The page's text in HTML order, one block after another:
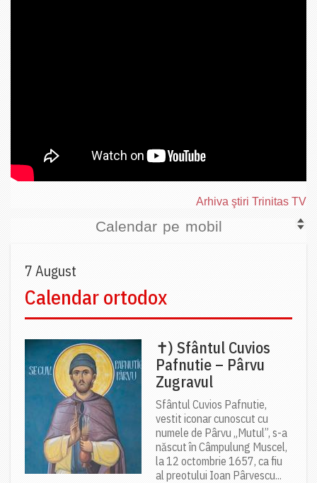
Arhiva ştiri Trinitas TV
Calendar pe mobil
7 August
Calendar ortodox
✝) Sfântul Cuvios
Pafnutie – Pârvu
Zugravul
Sfântul Cuvios Pafnutie,
vestit iconar cunoscut cu
numele de Pârvu „Mutul”, s-a
născut în Câmpulung Muscel,
la 12 octombrie 1657, ca fiu
al preotului Ioan Pârvescu...